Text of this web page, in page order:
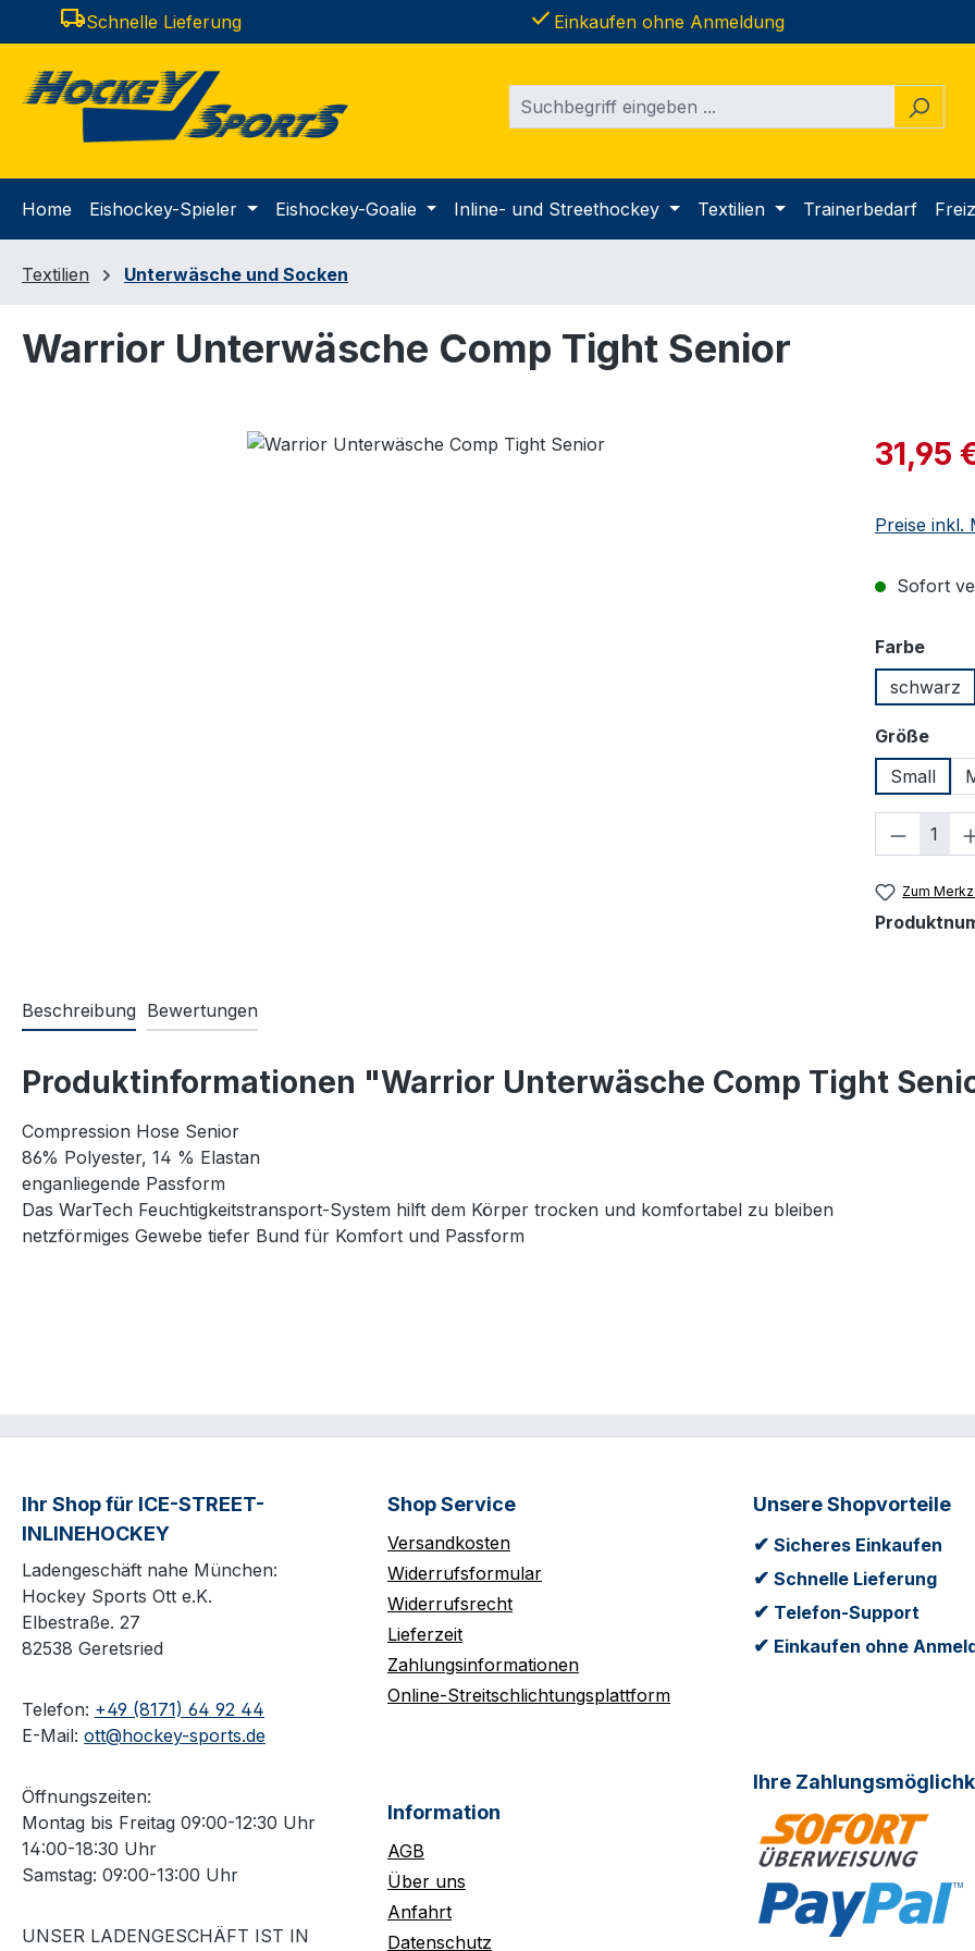
Hauptinhalt springen
Zur Suche springen
Zur Hauptnavigation springen
local_shippingSchnelle Lieferung done Einkaufen ohne Anmeldung
Home Eishockey-Spieler Eishockey-Goalie Inline- und Streethockey Textilien Trainerbedarf
Textilien Unterwäsche und Socken
Warrior Unterwäsche Comp Tight Senior
31,95
Preise inkl.
Sofort
Farbe
schwarz
Größe
Small
Zum
Beschreibung Bewertungen
Produktinformationen "Warrior Unterwäsche Comp Tight
Compression Hose Senior
86% Polyester, 14 % Elastan
enganliegende Passform
Das WarTech Feuchtigkeitstransport-System hilft dem Körper trocken und komfortabel zu bleiben
netzförmiges Gewebe tiefer Bund für Komfort und Passform
Ihr Shop für ICE-STREET-
INLINEHOCKEY
Ladengeschäft nahe München:
Hockey Sports Ott e.K.
Elbestraße. 27
82538 Geretsried
Telefon: +49 (8171) 64 92 44
E-Mail: ott@hockey-sports.de
Öffnungszeiten:
Montag bis Freitag 09:00-12:30 Uhr
14:00-18:30 Uhr
Samstag: 09:00-13:00 Uhr
UNSER LADENGESCHÄFT IST IN
Shop Service
Versandkosten
Widerrufsformular
Widerrufsrecht
Lieferzeit
Zahlungsinformationen
Online-Streitschlichtungsplattform
Information
AGB
Über uns
Anfahrt
Datenschutz
Unsere Shopvorteile
✔ Sicheres Einkaufen
✔ Schnelle Lieferung
✔ Telefon-Support
✔ Einkaufen ohne
Ihre